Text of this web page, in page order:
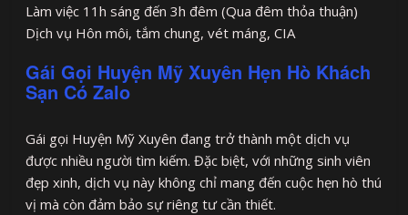
Làm việc 11h sáng đến 3h đêm (Qua đêm thỏa thuận)
Dịch vụ Hôn môi, tắm chung, vét máng, CIA
Gái Gọi Huyện Mỹ Xuyên Hẹn Hò Khách
Sạn Có Zalo
Gái gọi Huyện Mỹ Xuyên đang trở thành một dịch vụ
được nhiều người tìm kiếm. Đặc biệt, với những sinh viên
đẹp xinh, dịch vụ này không chỉ mang đến cuộc hẹn hò thú
vị mà còn đảm bảo sự riêng tư cần thiết.